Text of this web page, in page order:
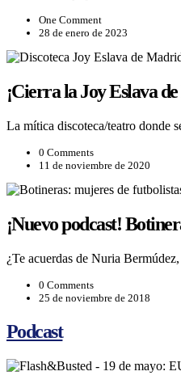
One Comment
28 de enero de 2023
¡Cierra la Joy Eslava
La mítica discoteca/teatro donde
0 Comments
11 de noviembre de 2020
¡Nuevo podcast!
¿Te acuerdas de Nuria
0 Comments
25 de noviembre de 2018
Podcast